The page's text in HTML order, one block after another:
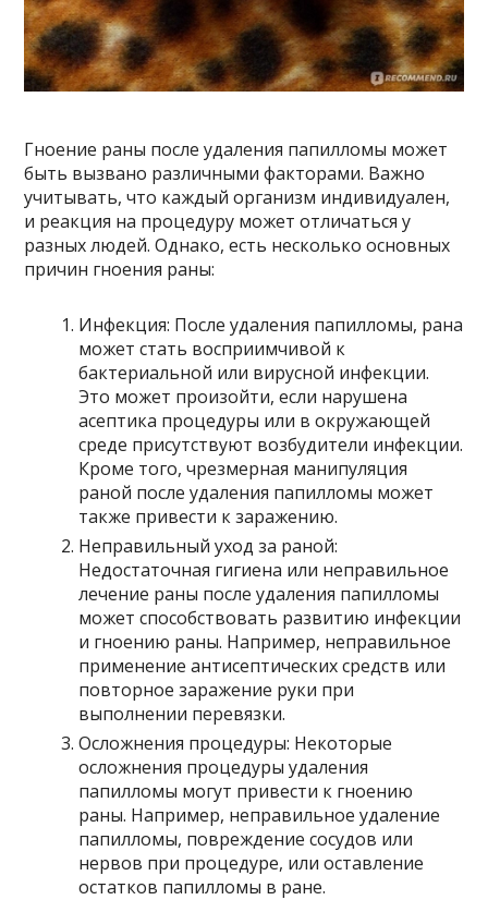
Гноение раны после удаления папилломы может
быть вызвано различными факторами. Важно
учитывать, что каждый организм индивидуален,
и реакция на процедуру может отличаться у
разных людей. Однако, есть несколько основных
причин гноения раны:
Инфекция: После удаления папилломы, рана
может стать восприимчивой к
бактериальной или вирусной инфекции.
Это может произойти, если нарушена
асептика процедуры или в окружающей
среде присутствуют возбудители инфекции.
Кроме того, чрезмерная манипуляция
раной после удаления папилломы может
также привести к заражению.
Неправильный уход за раной:
Недостаточная гигиена или неправильное
лечение раны после удаления папилломы
может способствовать развитию инфекции
и гноению раны. Например, неправильное
применение антисептических средств или
повторное заражение руки при
выполнении перевязки.
Осложнения процедуры: Некоторые
осложнения процедуры удаления
папилломы могут привести к гноению
раны. Например, неправильное удаление
папилломы, повреждение сосудов или
нервов при процедуре, или оставление
остатков папилломы в ране.